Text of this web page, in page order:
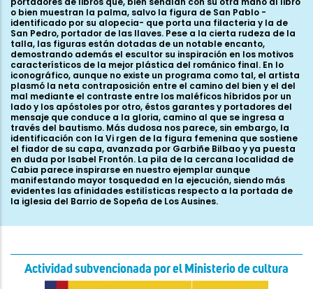
Actividad subvencionada por el Ministerio de cultura